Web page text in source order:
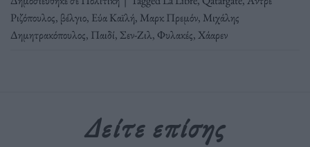
Ριζόπουλος, βέλγιο, Εύα Καϊλή, Μαρκ Πρεμόν, Μιχάλης
Δημητρακόπουλος, Παιδί, Σεν-Ζιλ, Φυλακές,Χάαρεν
Δείτε επίσης